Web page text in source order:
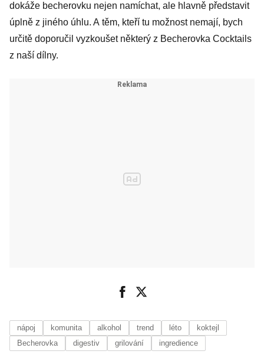
dokáže becherovku nejen namíchat, ale hlavně představit
úplně z jiného úhlu. A těm, kteří tu možnost nemají, bych
určitě doporučil vyzkoušet některý z Becherovka Cocktails
z naší dílny.
nápoj komunita alkohol trend léto
koktejl
Becherovka
digestiv grilování ingredience